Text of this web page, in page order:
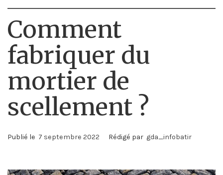
Comment
fabriquer du
mortier de
scellement ?
Publié le 7 septembre 2022 Rédigé par gda_infobatir